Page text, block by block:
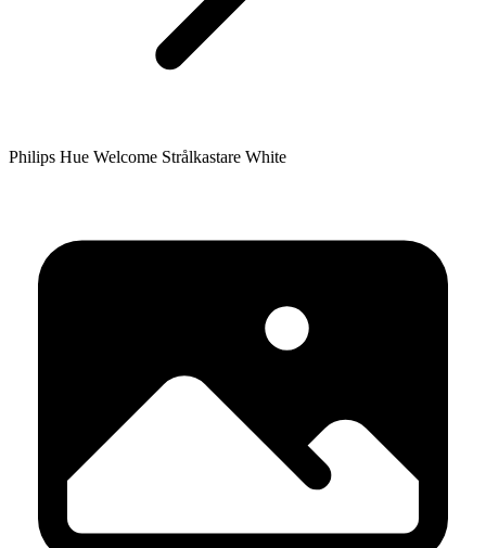
Philips Hue Welcome Strålkastare White